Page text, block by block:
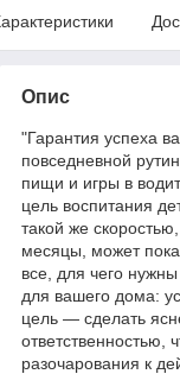
Опис
"Гарантия успеха
повседневной
пищи и игры в
цель воспитания
такой же
месяцы, может
все, для чего
для вашего дома:
цель — сделать
ответственностью,
разочарования к